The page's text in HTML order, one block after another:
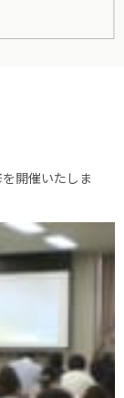
開催いたしま